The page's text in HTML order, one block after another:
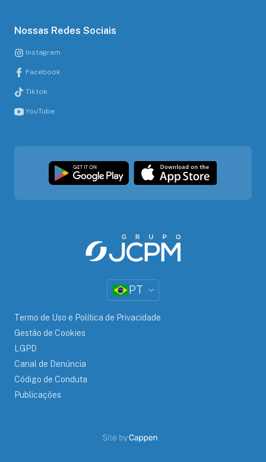
Nossas Redes Sociais
Instagram
Facebook
Tiktok
YouTube
PT
Termo de Uso e Política de Privacidade
Gestão de Cookies
LGPD
Canal de Denúncia
Código de Conduta
Publicações